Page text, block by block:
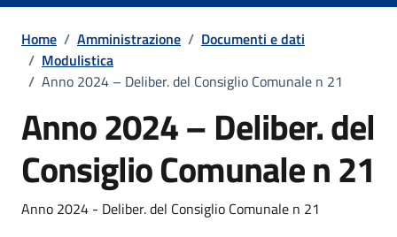
Home / Amministrazione / Documenti e dati
/ Modulistica
/ Anno 2024 – Deliber. del Consiglio Comunale n 21
Anno 2024 – Deliber. del
Consiglio Comunale n 21
Dettagli del documento
Anno 2024 - Deliber. del Consiglio Comunale n 21